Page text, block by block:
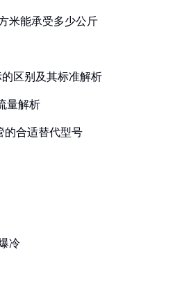
米能承受多少公斤
区别及其标准解析
量解析
的合适替代型号
冷